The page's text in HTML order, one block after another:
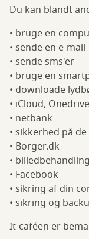
Du kan blandt
• bruge en
• sende en e-mail
• sende sms'er
• bruge en
• downloade
• iCloud,
• netbank
• sikkerhed på
• Borger.dk
•
• Facebook
• sikring af din
• sikring og
It-caféen er